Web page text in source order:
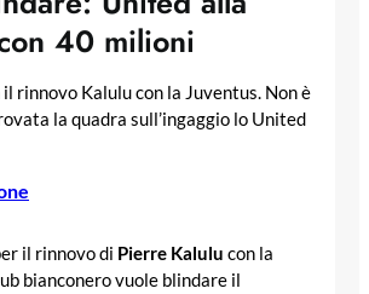
40 milioni
il rinnovo Kalulu con la Juventus. Non è
la quadra sull’ingaggio lo United
il rinnovo di Pierre Kalulu con la
bianconero vuole blindare il